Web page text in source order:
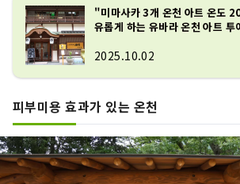
"미마사카 3개 온천 아트 온도
유롭게 하는 유바라 온천 아트 투
2025.10.02
피부미용 효과가 있는 온천